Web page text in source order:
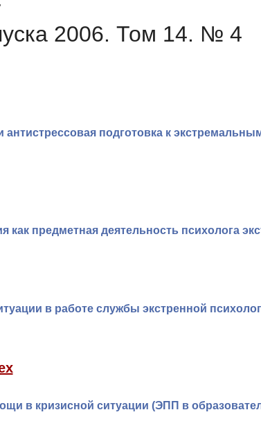
2006. Том 14. № 4
антистрессовая подготовка к
как предметная деятельность психолога
в работе службы экстренной
в кризисной ситуации (ЭПП в